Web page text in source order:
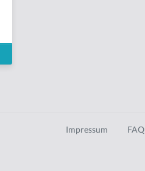
Impressum FAQ